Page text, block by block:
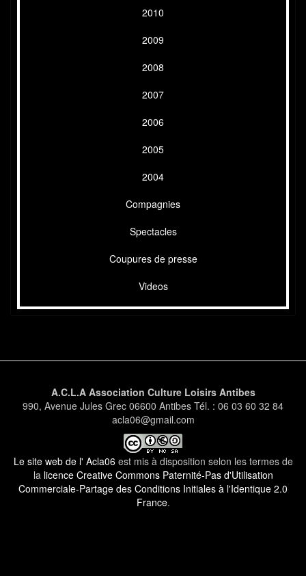
2010
2009
2008
2007
2006
2005
2004
Compagnies
Spectacles
Coupures de presse
Videos
A.C.L.A Association Culture Loisirs Antibes
990, Avenue Jules Grec 06600 Antibes Tél. : 06 03 60 32 84
acla06@gmail.com
Le site web de l' Acla06est mis à disposition selon les termes de
la licence Creative Commons Paternité-Pas d'Utilisation
Commerciale-Partage des Conditions Initiales à l'Identique 2.0
France.